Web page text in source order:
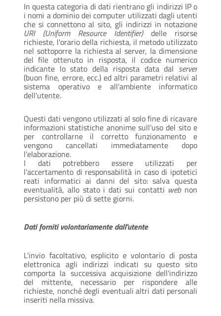
In questa categoria di dati rientrano gli indirizzi IP o
i nomi a dominio dei computer utilizzati dagli utenti
che si connettono al sito, gli indirizzi in notazione
URI (Uniform Resource Identifier) delle risorse
richieste, l'orario della richiesta, il metodo utilizzato
nel sottoporre la richiesta al server, la dimensione
del file ottenuto in risposta, il codice numerico
indicante lo stato della risposta data dal server
(buon fine, errore, ecc.) ed altri parametri relativi al
sistema operativo e all'ambiente informatico
dell'utente.
Questi dati vengono utilizzati al solo fine di ricavare
informazioni statistiche anonime sull'uso del sito e
per controllarne il corretto funzionamento e
vengono cancellati immediatamente dopo
l'elaborazione.
I dati potrebbero essere utilizzati per
l'accertamento di responsabilità in caso di ipotetici
reati informatici ai danni del sito: salva questa
eventualità, allo stato i dati sui contatti web non
persistono per più di sette giorni.
Dati forniti volontariamente dall'utente
L'invio facoltativo, esplicito e volontario di posta
elettronica agli indirizzi indicati su questo sito
comporta la successiva acquisizione dell'indirizzo
del mittente, necessario per rispondere alle
richieste, nonché degli eventuali altri dati personali
inseriti nella missiva.